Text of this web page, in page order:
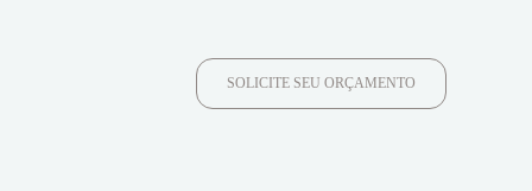
SOLICITE SEU ORÇAMENTO